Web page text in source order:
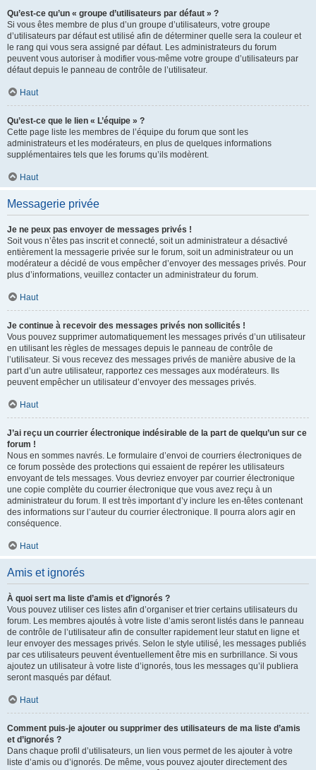
Qu’est-ce qu’un « groupe d’utilisateurs par défaut » ?
Si vous êtes membre de plus d’un groupe d’utilisateurs, votre groupe
d’utilisateurs par défaut est utilisé afin de déterminer quelle sera la couleur et
le rang qui vous sera assigné par défaut. Les administrateurs du forum
peuvent vous autoriser à modifier vous-même votre groupe d’utilisateurs par
défaut depuis le panneau de contrôle de l’utilisateur.
Haut
Qu’est-ce que le lien « L’équipe » ?
Cette page liste les membres de l’équipe du forum que sont les
administrateurs et les modérateurs, en plus de quelques informations
supplémentaires tels que les forums qu’ils modèrent.
Haut
Messagerie privée
Je ne peux pas envoyer de messages privés !
Soit vous n’êtes pas inscrit et connecté, soit un administrateur a désactivé
entièrement la messagerie privée sur le forum, soit un administrateur ou un
modérateur a décidé de vous empêcher d’envoyer des messages privés. Pour
plus d’informations, veuillez contacter un administrateur du forum.
Haut
Je continue à recevoir des messages privés non sollicités !
Vous pouvez supprimer automatiquement les messages privés d’un utilisateur
en utilisant les règles de messages depuis le panneau de contrôle de
l’utilisateur. Si vous recevez des messages privés de manière abusive de la
part d’un autre utilisateur, rapportez ces messages aux modérateurs. Ils
peuvent empêcher un utilisateur d’envoyer des messages privés.
Haut
J’ai reçu un courrier électronique indésirable de la part de quelqu’un sur ce
forum !
Nous en sommes navrés. Le formulaire d’envoi de courriers électroniques de
ce forum possède des protections qui essaient de repérer les utilisateurs
envoyant de tels messages. Vous devriez envoyer par courrier électronique
une copie complète du courrier électronique que vous avez reçu à un
administrateur du forum. Il est très important d’y inclure les en-têtes contenant
des informations sur l’auteur du courrier électronique. Il pourra alors agir en
conséquence.
Haut
Amis et ignorés
À quoi sert ma liste d’amis et d’ignorés ?
Vous pouvez utiliser ces listes afin d’organiser et trier certains utilisateurs du
forum. Les membres ajoutés à votre liste d’amis seront listés dans le panneau
de contrôle de l’utilisateur afin de consulter rapidement leur statut en ligne et
leur envoyer des messages privés. Selon le style utilisé, les messages publiés
par ces utilisateurs peuvent éventuellement être mis en surbrillance. Si vous
ajoutez un utilisateur à votre liste d’ignorés, tous les messages qu’il publiera
seront masqués par défaut.
Haut
Comment puis-je ajouter ou supprimer des utilisateurs de ma liste d’amis
et d’ignorés ?
Dans chaque profil d’utilisateurs, un lien vous permet de les ajouter à votre
liste d’amis ou d’ignorés. De même, vous pouvez ajouter directement des